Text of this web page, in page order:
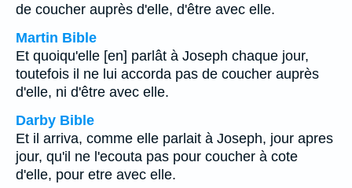
de coucher auprès d'elle, d'être avec elle.
Martin Bible
Et quoiqu'elle [en] parlât à Joseph chaque jour,
toutefois il ne lui accorda pas de coucher auprès
d'elle, ni d'être avec elle.
Darby Bible
Et il arriva, comme elle parlait à Joseph, jour apres
jour, qu'il ne l'ecouta pas pour coucher à cote
d'elle, pour etre avec elle.